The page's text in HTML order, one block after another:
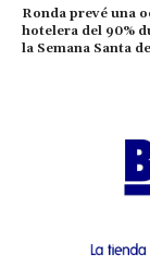
Ronda prevé una
hotelera del 90%
la Semana Santa